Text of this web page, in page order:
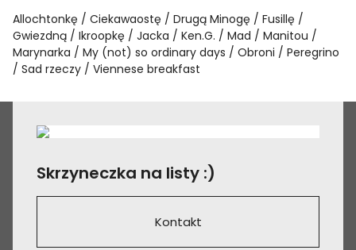
Allochtonkę Ciekawaostę Drugą Minogę
Fusillę
Gwiezdną
Ikroopkę Jacka Ken.G. Mad
Manitou
Marynarka
My (not) so ordinary days Obroni
Peregrino
Sad rzeczy
Viennese breakfast
Skrzyneczka na listy :)
Kontakt